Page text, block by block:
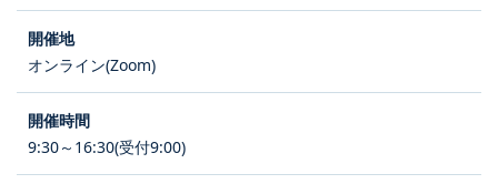
オンライン(Zoom)
9:30～16:30(受付9:00)